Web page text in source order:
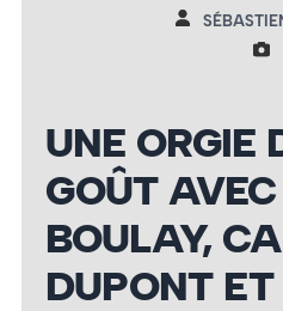
UNE ORGIE
GOÛT
BOULAY,
DUPONT